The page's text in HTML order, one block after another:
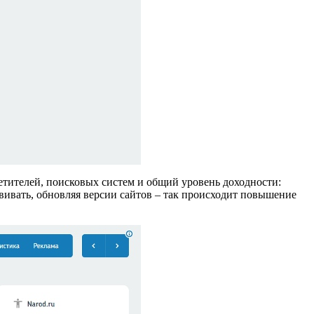
поисковых систем и общий уровень доходности:
обновляя версии сайтов – так происходит повышение